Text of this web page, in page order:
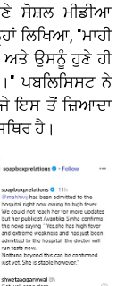
ਸੋਸ਼ਲ ਮੀਡੀਆ
ਲਿਖਿਆ, "ਮਾਹੀ
ਅਤੇ ਉਸਨੂੰ ਹੁਣੇ ਹੀ
ਪਬਲਿਸਿਸਟ ਨੇ
ਇਸ ਤੋਂ ਜ਼ਿਆਦਾ
ਹੈ।